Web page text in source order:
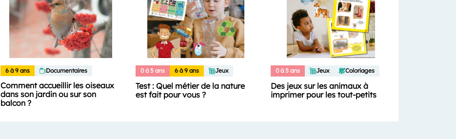
6 à 9 ans Documentaires
Comment accueillir les oiseaux
dans son jardin ou sur son
balcon ?
0 à 5 ans 6 à 9 ans Jeux
Test : Quel métier de la nature
est fait pour vous ?
0 à 5 ans Jeux Coloriages
Des jeux sur les animaux à
imprimer pour les tout-petits